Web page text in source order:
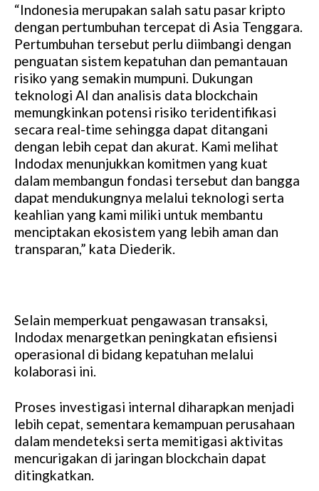
“Indonesia merupakan salah satu pasar kripto
dengan pertumbuhan tercepat di Asia Tenggara.
Pertumbuhan tersebut perlu diimbangi dengan
penguatan sistem kepatuhan dan pemantauan
risiko yang semakin mumpuni. Dukungan
teknologi AI dan analisis data blockchain
memungkinkan potensi risiko teridentifikasi
secara real-time sehingga dapat ditangani
dengan lebih cepat dan akurat. Kami melihat
Indodax menunjukkan komitmen yang kuat
dalam membangun fondasi tersebut dan bangga
dapat mendukungnya melalui teknologi serta
keahlian yang kami miliki untuk membantu
menciptakan ekosistem yang lebih aman dan
transparan,” kata Diederik.
Selain memperkuat pengawasan transaksi,
Indodax menargetkan peningkatan efisiensi
operasional di bidang kepatuhan melalui
kolaborasi ini.
Proses investigasi internal diharapkan menjadi
lebih cepat, sementara kemampuan perusahaan
dalam mendeteksi serta memitigasi aktivitas
mencurigakan di jaringan blockchain dapat
ditingkatkan.